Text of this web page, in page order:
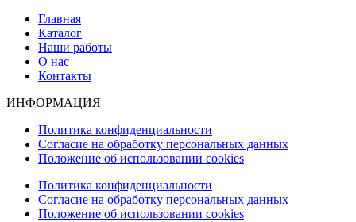
Главная
Каталог
Наши работы
О нас
Контакты
ИНФОРМАЦИЯ
Политика конфиденциальности
Согласие на обработку персональных данных
Положение об использовании cookies
Политика конфиденциальности
Согласие на обработку персональных данных
Положение об использовании cookies